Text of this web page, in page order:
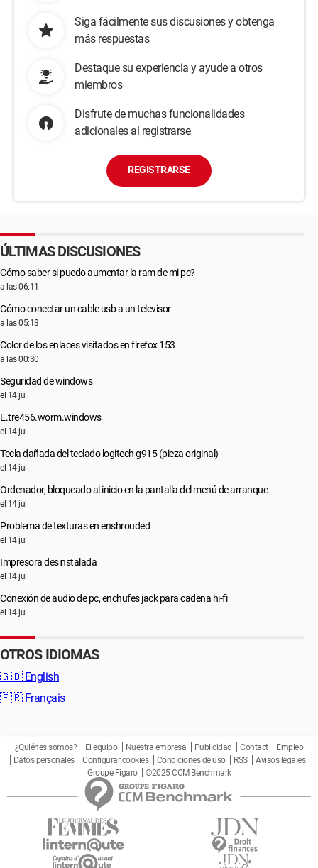
Siga fácilmente sus discusiones y obtenga
más respuestas
Destaque su experiencia y ayude a otros
miembros
Disfrute de muchas funcionalidades
adicionales al registrarse
REGISTRARSE
ÚLTIMAS DISCUSIONES
Cómo saber si puedo aumentar la ram de mi pc?
a las 06:11
Cómo conectar un cable usb a un televisor
a las 05:13
Color de los enlaces visitados en firefox 153
a las 00:30
Seguridad de windows
el 14 jul.
E.tre456.worm.windows
el 14 jul.
Tecla dañada del teclado logitech g915 (pieza original)
el 14 jul.
Ordenador, bloqueado al inicio en la pantalla del menú de arranque
el 14 jul.
Problema de texturas en enshrouded
el 14 jul.
Impresora desinstalada
el 14 jul.
Conexión de audio de pc, enchufes jack para cadena hi-fi
el 14 jul.
OTROS IDIOMAS
🇬🇧 English
🇫🇷 Français
¿Quiénes somos? El equipo Nuestra empresa Publicidad Contact
Empleo
Datos personales
Configurar cookies Condiciones de uso RSS
Avisos legales
Groupe Figaro
©2025 CCM Benchmark